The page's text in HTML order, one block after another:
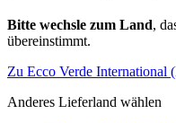
Bitte wechsle zum Land,
übereinstimmt.
Zu Ecco Verde International
Anderes Lieferland wählen